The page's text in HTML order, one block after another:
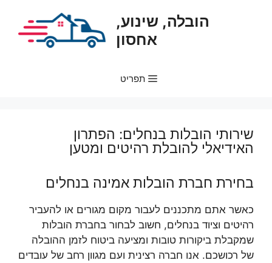
הובלה, שינוע,
אחסון
תפריט
שירותי הובלות בנחלים: הפתרון
האידיאלי להובלת רהיטים ומטען
בחירת חברת הובלות אמינה בנחלים
כאשר אתם מתכננים לעבור מקום מגורים או להעביר
רהיטים וציוד בנחלים, חשוב לבחור בחברת הובלות
שמקבלת ביקורות טובות ומציעה ביטוח לזמן ההובלה
של רכושכם. אנו חברה רצינית ועם מגוון רחב של עובדים